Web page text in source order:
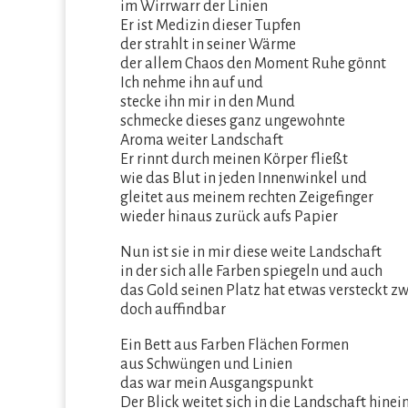
im Wirrwarr der Linien
Er ist Medizin dieser Tupfen
der strahlt in seiner Wärme
der allem Chaos den Moment Ruhe gönnt
Ich nehme ihn auf und
stecke ihn mir in den Mund
schmecke dieses ganz ungewohnte
Aroma weiter Landschaft
Er rinnt durch meinen Körper fließt
wie das Blut in jeden Innenwinkel und
gleitet aus meinem rechten Zeigefinger
wieder hinaus zurück aufs Papier
Nun ist sie in mir diese weite Landschaft
in der sich alle Farben spiegeln und auch
das Gold seinen Platz hat etwas versteckt
doch auffindbar
Ein Bett aus Farben Flächen Formen
aus Schwüngen und Linien
das war mein Ausgangspunkt
Der Blick weitet sich in die Landschaft hinein